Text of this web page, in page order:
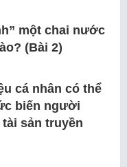
một chai nước
(Bài 2)
cá nhân có thể
biến người
sản truyền